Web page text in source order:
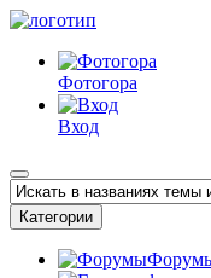
Фотогора
Вход
Категории